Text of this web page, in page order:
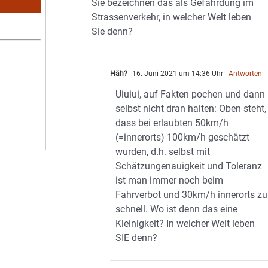
Sie bezeichnen das als Gefährdung im
Strassenverkehr, in welcher Welt leben
Sie denn?
Häh? 16. Juni 2021 um 14:36 Uhr - Antworten
Uiuiui, auf Fakten pochen und dann
selbst nicht dran halten: Oben steht,
dass bei erlaubten 50km/h
(=innerorts) 100km/h geschätzt
wurden, d.h. selbst mit
Schätzungenauigkeit und Toleranz
ist man immer noch beim
Fahrverbot und 30km/h innerorts zu
schnell. Wo ist denn das eine
Kleinigkeit? In welcher Welt leben
SIE denn?